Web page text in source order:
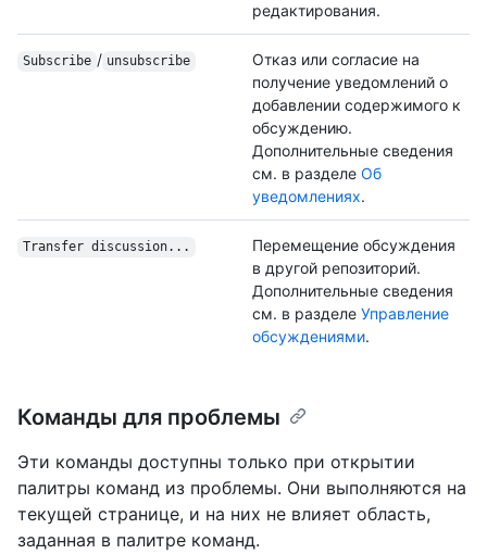
редактирования.
Subscribe / unsubscribe
Отказ или согласие на
получение уведомлений о
добавлении содержимого к
обсуждению.
Дополнительные сведения
см. в разделе Об
уведомлениях.
Transfer discussion...
Перемещение обсуждения
в другой репозиторий.
Дополнительные сведения
см. в разделе Управление
обсуждениями.
Команды для проблемы
Эти команды доступны только при открытии
палитры команд из проблемы. Они выполняются на
текущей странице, и на них не влияет область,
заданная в палитре команд.